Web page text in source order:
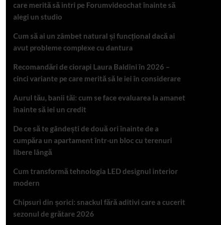
care merită să intri pe Forumvideochat înainte să
alegi un studio
Cum să ai un zâmbet natural și funcțional dacă ai
avut probleme complexe cu dantura
Recomandări de ciorapi Laura Baldini în 2026 –
cinci variante pe care merită să le iei în considerare
Aurul tău, banii tăi: cum se face evaluarea la amanet
înainte să iei un credit
De ce să te gândești de două ori înainte de a
cumpăra un apartament într-un bloc cu terenuri
libere lângă
Cum transformă tehnologia LED designul interior
modern
Chipsuri din șorici: snackul fără aditivi care a cucerit
sezonul de grătare 2026